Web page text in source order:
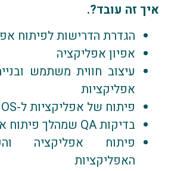
איך זה עובד?.
הגדרת הדרישות לפיתוח
אפיון אפליקציה
אפליקציות
פיתוח של אפליקציות ל-Android + IOS.
בדיקות QA שמהלך פיתוח אפליקציה
פיתוח אפליקציה
האפליקציות